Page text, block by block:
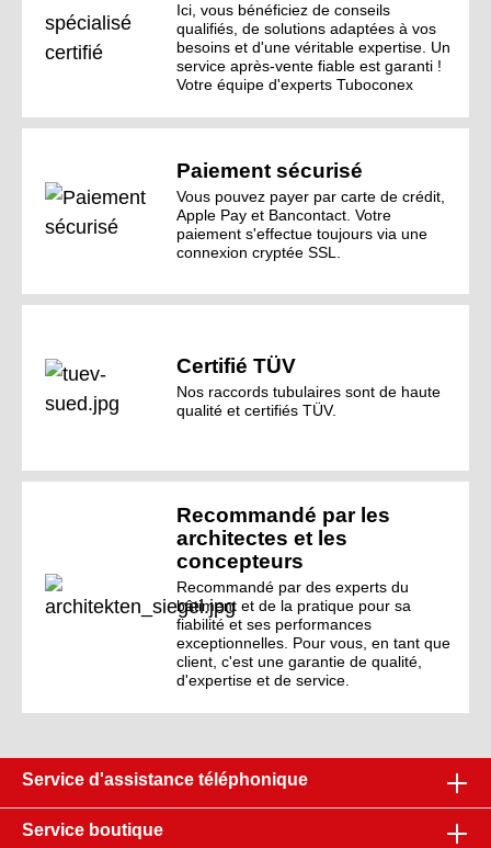
Ici, vous bénéficiez de conseils
qualifiés, de solutions adaptées à vos
besoins et d'une véritable expertise. Un
service après-vente fiable est garanti !
Votre équipe d'experts Tuboconex
Paiement sécurisé
Vous pouvez payer par carte de crédit,
Apple Pay et Bancontact. Votre
paiement s'effectue toujours via une
connexion cryptée SSL.
Certifié TÜV
Nos raccords tubulaires sont de haute
qualité et certifiés TÜV.
Recommandé par les
architectes et les
concepteurs
Recommandé par des experts du
bâtiment et de la pratique pour sa
fiabilité et ses performances
exceptionnelles. Pour vous, en tant que
client, c'est une garantie de qualité,
d'expertise et de service.
Service d'assistance téléphonique
Service boutique